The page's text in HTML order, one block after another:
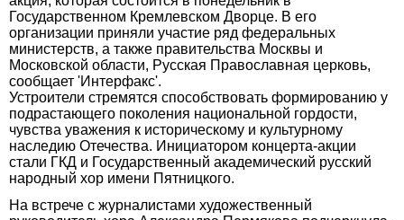
Государственном Кремлевском Дворце. В его
организации приняли участие ряд федеральных
министерств, а также правительства Москвы и
Московской области, Русская Православная церковь,
сообщает 'Интерфакс'.
Устроители стремятся способствовать формированию у
подрастающего поколения национальной гордости,
чувства уважения к историческому и культурному
наследию Отечества. Инициатором концерта-акции
стали ГКД и Государственный академический русский
народный хор имени Пятницкого.
На встрече с журналистами художественный